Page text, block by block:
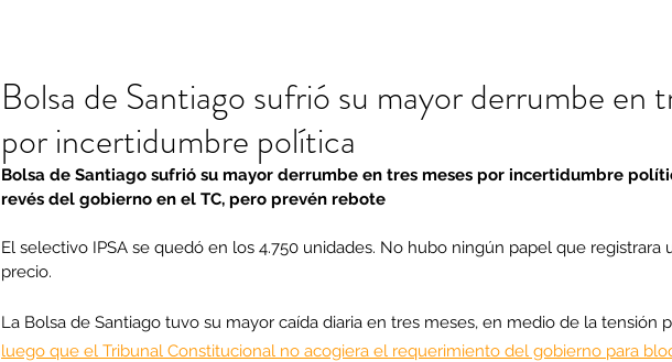
Bolsa de Santiago sufrió su mayor derrumbe en
por incertidumbre política
Bolsa de Santiago sufrió su mayor derrumbe en tres meses por incertidumbre
revés del gobierno en el TC, pero prevén rebote
El selectivo IPSA se quedó en los 4.750 unidades. No hubo ningún papel que registrara
precio.
La Bolsa de Santiago tuvo su mayor caída diaria en tres meses, en medio de la tensión
luego que el Tribunal Constitucional no acogiera el requerimiento del gobierno para